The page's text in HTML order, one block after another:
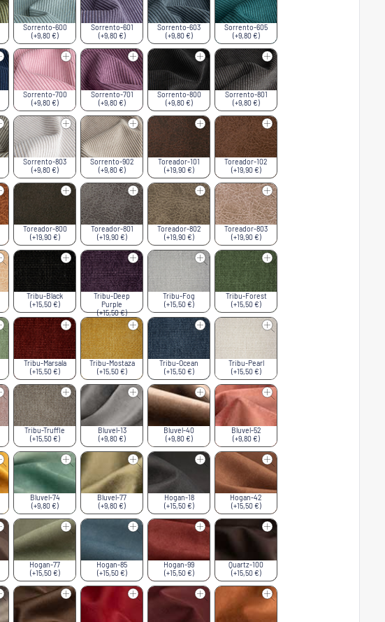
Sorrento-600
(+9,80 €)
Sorrento-601
(+9,80 €)
Sorrento-603
(+9,80 €)
Sorrento-605
(+9,80 €)
Sorrento-700
(+9,80 €)
Sorrento-701
(+9,80 €)
Sorrento-800
(+9,80 €)
Sorrento-801
(+9,80 €)
Sorrento-803
(+9,80 €)
Sorrento-902
(+9,80 €)
Toreador-101
(+19,90 €)
Toreador-102
(+19,90 €)
Toreador-800
(+19,90 €)
Toreador-801
(+19,90 €)
Toreador-802
(+19,90 €)
Toreador-803
(+19,90 €)
Tribu-Black
(+15,50 €)
Tribu-Deep
Purple
(+15,50 €)
Tribu-Fog
(+15,50 €)
Tribu-Forest
(+15,50 €)
Tribu-Marsala
(+15,50 €)
Tribu-Mostaza
(+15,50 €)
Tribu-Ocean
(+15,50 €)
Tribu-Pearl
(+15,50 €)
Tribu-Truffle
(+15,50 €)
Bluvel-13
(+9,80 €)
Bluvel-40
(+9,80 €)
Bluvel-52
(+9,80 €)
Bluvel-74
(+9,80 €)
Bluvel-77
(+9,80 €)
Hogan-18
(+15,50 €)
Hogan-42
(+15,50 €)
Hogan-77
(+15,50 €)
Hogan-85
(+15,50 €)
Hogan-99
(+15,50 €)
Quartz-100
(+15,50 €)